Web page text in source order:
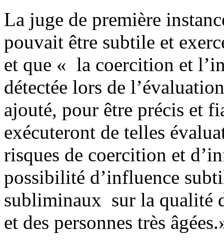
La juge de première
pouvait être subtile et
et que « la coercition et
détectée lors de
ajouté, pour être précis et
exécuteront de telles
risques de coercition et
possibilité d’influence
subliminaux sur la qualité
et des personnes très